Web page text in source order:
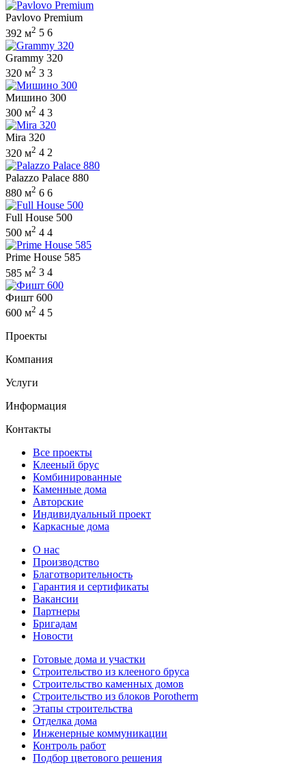
Pavlovo Premium
392 м2 5 6
Grammy 320
320 м2 3 3
Мишино 300
300 м2 4 3
Mira 320
320 м2 4 2
Palazzo Palace 880
880 м2 6 6
Full House 500
500 м2 4 4
Prime House 585
585 м2 3 4
Фишт 600
600 м2 4 5
Проекты
Компания
Услуги
Информация
Контакты
Все проекты
Клееный брус
Комбинированные
Каменные дома
Авторские
Индивидуальный проект
Каркасные дома
О нас
Производство
Благотворительность
Гарантия и сертификаты
Вакансии
Партнеры
Бригадам
Новости
Готовые дома и участки
Строительство из клееного бруса
Строительство каменных домов
Строительство из блоков Porotherm
Этапы строительства
Отделка дома
Инженерные коммуникации
Контроль работ
Подбор цветового решения